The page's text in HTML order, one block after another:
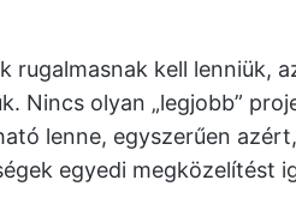
kell lenniük,
Nincs olyan „legjobb”
lenne, egyszerűen
egyedi megközelítést